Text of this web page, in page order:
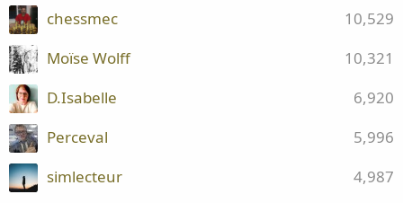
10,529
chessmec
10,321
Moïse Wolff
6,920
D.Isabelle
5,996
Perceval
4,987
simlecteur